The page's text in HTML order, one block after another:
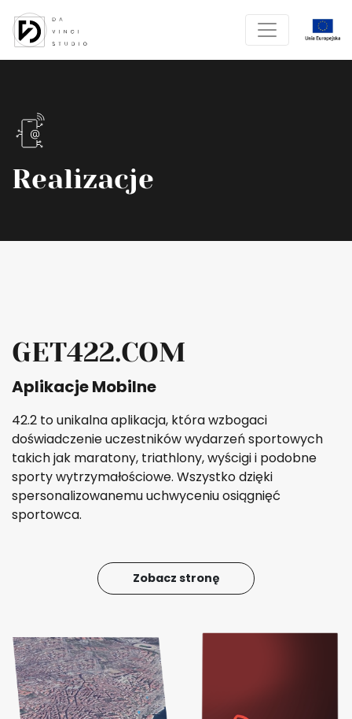
Realizacje
GET422.COM
Aplikacje Mobilne
42.2 to unikalna aplikacja, która wzbogaci
doświadczenie uczestników wydarzeń sportowych
takich jak maratony, triathlony, wyścigi i podobne
sporty wytrzymałościowe. Wszystko dzięki
spersonalizowanemu uchwyceniu osiągnięć
sportowca.
Zobacz stronę